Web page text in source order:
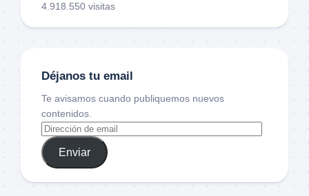
4.918.550 visitas
Déjanos tu email
Te avisamos cuando publiquemos nuevos
contenidos.
Enviar